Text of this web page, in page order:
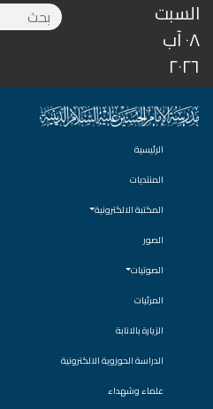
السبت
٠٨ آب
٢٠٢٦
الرئيسية
المنتديات
المكتبة الالكترونية
الصور
الصوتيات
المرئيات
الزيارة بالانابة
الدراسة الحوزوية الالكترونية
علماء وشهداء